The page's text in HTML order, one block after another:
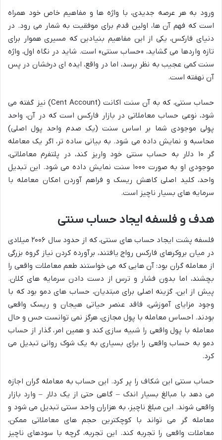
ورود به هر عرصه جدیدی، با واژه ها و مفاهیم خاص خود همراه
است که فهم آن ها، اولین قدم برای موفقیت به شمار می رود. در
دنیای فارکس، یکی از این مفاهیم بنیادین که مسیری هموار برای
تازه واردها می گشاید، «حساب سنتی» است. شاید در نگاه اول، واژه
سنت کمی عجیب به نظر برسد، اما در واقع، ایده ای درخشان در پس
آن نهفته است.
حساب سنتی، که به آن سنت اکانت
(Cent Account) نیز گفته می
شود، نوعی حساب معاملاتی در بازار فارکس است که در آن، واحد
پولی موجودی شما بر اساس سنت (یک صدم واحد پول اصلی)
محاسبه و نمایش داده می شود. به بیانی ساده تر، اگر یک معامله
گر ۱۰ دلار به حساب سنتی خود واریز کند، در پلتفرم معاملاتی،
موجودی او به صورت ۱۰۰۰ سنت نمایش داده می شود. این تبدیل
واحد، کلید اصلی کاهش ریسک و فراهم آوردن امکان معامله با
سرمایه های بسیار ناچیز است.
هدف و فلسفه ایجاد حساب سنتی
فلسفه پشت ایجاد حساب های سنتی، که از حدود سال ۲۰۰۶ میلادی
در میان بروکرهای فارکس رواج یافتند، برآورده کردن نیاز گروه بزرگی
از معامله گران بود: آن هایی که می خواستند طعم معاملات واقعی را
بچشند، اما بدون فشار و ترس از دست دادن سرمایه های کلان.
پیش از این، گزینه اصلی برای مبتدیان، حساب های دمو بود که با
وجود مزایای آموزشی، فاقد عنصر حیاتیهیجان و ریسک واقعی
بودند. احساس معامله با پول مجازی، هرگز نمی توانست حس و حال
معامله با پول واقعی را شبیه سازی کند و همین امر، گذار از حساب
دمو به حساب واقعی را برای بسیاری به یک شوک روانی تبدیل می
کرد.
حساب سنتی این شکاف را پر کرد. این حساب به معامله گران اجازه
می دهد با مبالغ بسیار اندک – گاهی حتی از یک دلار – وارد بازار
واقعی شوند. این مبلغ ناچیز، به هزاران واحد سنتی تبدیل می شود و
معامله گر می تواند با کوچکترین حجم های معاملاتی ممکن،
معاملات واقعی را تجربه کند. این تجربه، گرچه با سودهای ناچیز